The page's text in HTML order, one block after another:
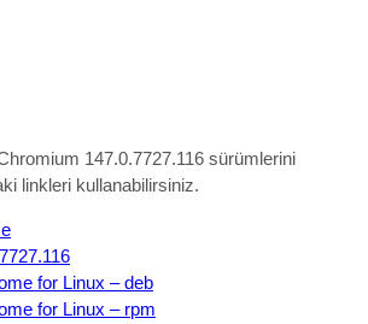
147.0.7727.116 sürümlerini
linkleri kullanabilirsiniz.
for Linux – deb
for Linux – rpm